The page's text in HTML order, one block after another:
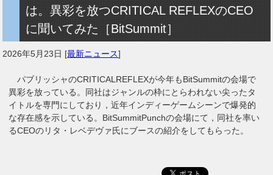
は。異彩を放つCRITICAL REFLEXのCEO
に聞いてみた［BitSummit］
2026年5月23日 [最新ニュース]
パブリッシャのCRITICALREFLEXが今年もBitSummitの会場で
異彩を放っている。同社はジャンルの枠にとらわれない尖ったタ
イトルを専門にしており，近年インディーゲームシーンで爆発的
な存在感を示している。BitSummitPunchの会場にて，同社を率い
るCEOのリタ・レベデヴァ氏にブースの紹介をしてもらった。